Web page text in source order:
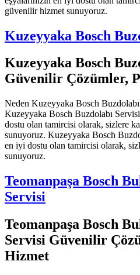
güvenilir hizmet sunuyoruz.
Kuzeyyaka Bosch
Kuzeyyaka Bosch
Güvenilir Çözümler,
Neden Kuzeyyaka Bosch
Kuzeyyaka Bosch Buzdolabı Servisi
dostu olan tamircisi olarak, sizlere
sunuyoruz. Kuzeyyaka Bosch
en iyi dostu olan tamircisi olarak,
sunuyoruz.
Teomanpaşa Bosch
Servisi
Teomanpaşa Bosch
Servisi Güvenilir
Hizmet